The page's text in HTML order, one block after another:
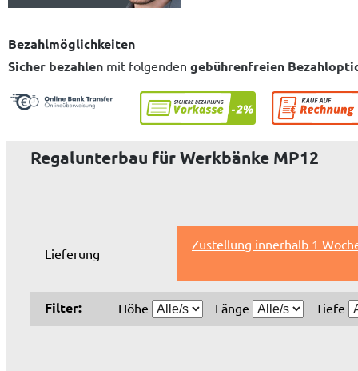
Bezahlmöglichkeiten
Sicher bezahlen mit folgenden gebührenfreien
Regalunterbau für Werkbänke MP12
Lieferung
Zustellung innerhalb 1
Filter: Höhe Länge Tiefe